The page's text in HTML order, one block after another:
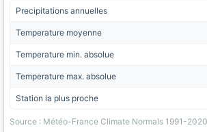
Precipitations annuelles
Temperature moyenne
Temperature min. absolue
Temperature max. absolue
Station la plus proche
Source : Météo-France Climate Normals 1991-2020